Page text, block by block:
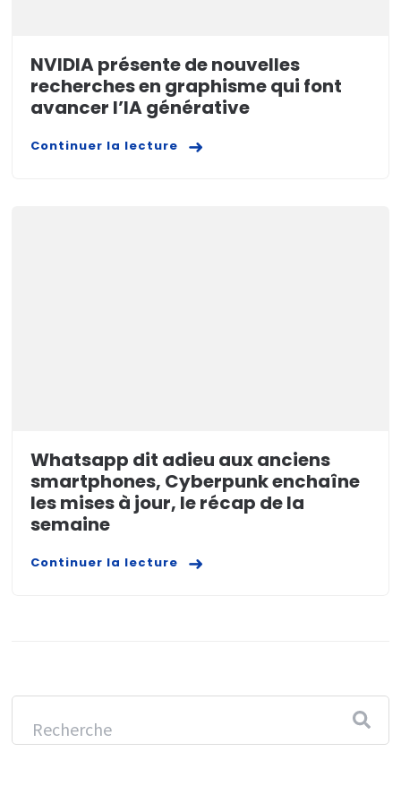
NVIDIA présente de nouvelles
recherches en graphisme qui font
avancer l’IA générative
Continuer la lecture
Whatsapp dit adieu aux anciens
smartphones, Cyberpunk enchaîne
les mises à jour, le récap de la
semaine
Continuer la lecture